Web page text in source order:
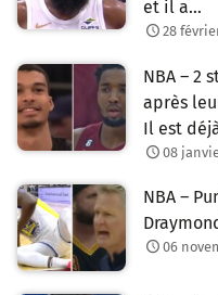
et il a…
28
NBA – 2
après
Il est
08
NBA –
06